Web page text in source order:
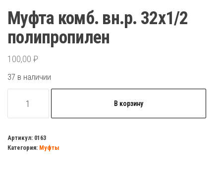
Муфта комб. вн.р. 32х1/2
полипропилен
100,00 ₽
37 в наличии
товара
комб.
вн.р.
В корзину
Артикул: 0163
Категория: Муфты